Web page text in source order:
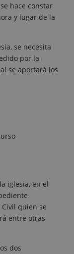
hace constar
y lugar de la
se necesita
por la
se aportará los
iglesia, en el
quien se
entre otras
dos